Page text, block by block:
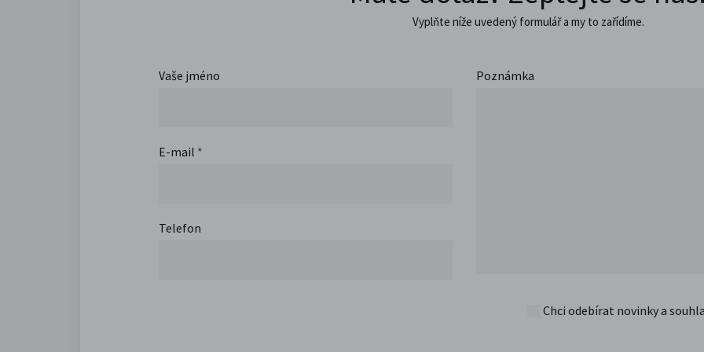
Vyplňte níže uvedený formulář a my to zařídíme.
Vaše jméno
E-mail *
Telefon
Poznámka
Chci odebírat novinky a